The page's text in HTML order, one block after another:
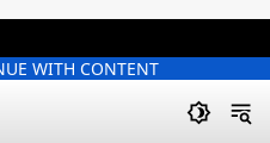
WITH CONTENT